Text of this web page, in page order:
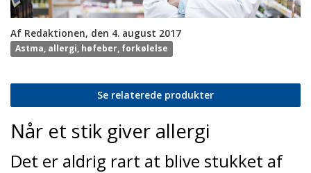
Af Redaktionen, den 4. august 2017
Astma, allergi, høfeber, forkølelse
Se relaterede produkter
Når et stik giver allergi
Det er aldrig rart at blive stukket af